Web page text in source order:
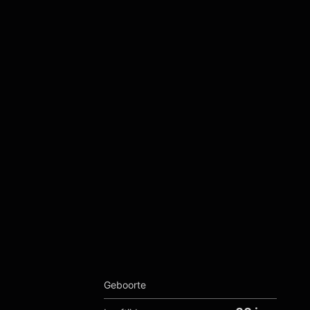
Geboorte